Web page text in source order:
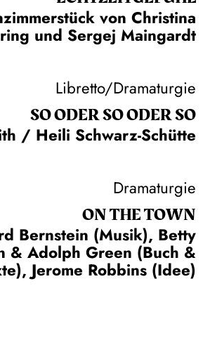
von Christina
und Sergej Maingardt
Libretto/Dramaturgie
SO ODER SO ODER SO
/ Heili Schwarz-Schütte
Dramaturgie
ON THE TOWN
Bernstein (Musik), Betty
& Adolph Green (Buch &
Jerome Robbins (Idee)